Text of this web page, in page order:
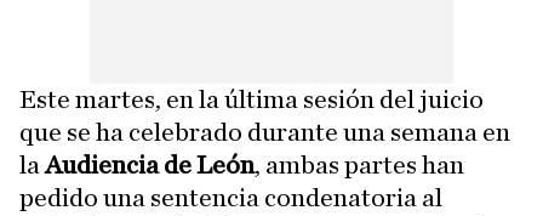
Este martes, en la última sesión del juicio
que se ha celebrado durante una semana en
laAudiencia de León, ambas partes han
pedido una sentencia condenatoria al